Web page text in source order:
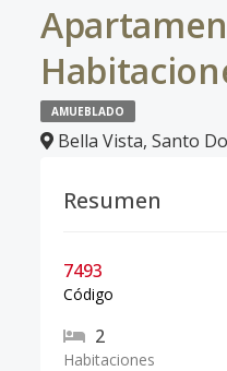
AMUEBLADO
Bella Vista, Santo
Resumen
7493
Código
2
Habitaciones